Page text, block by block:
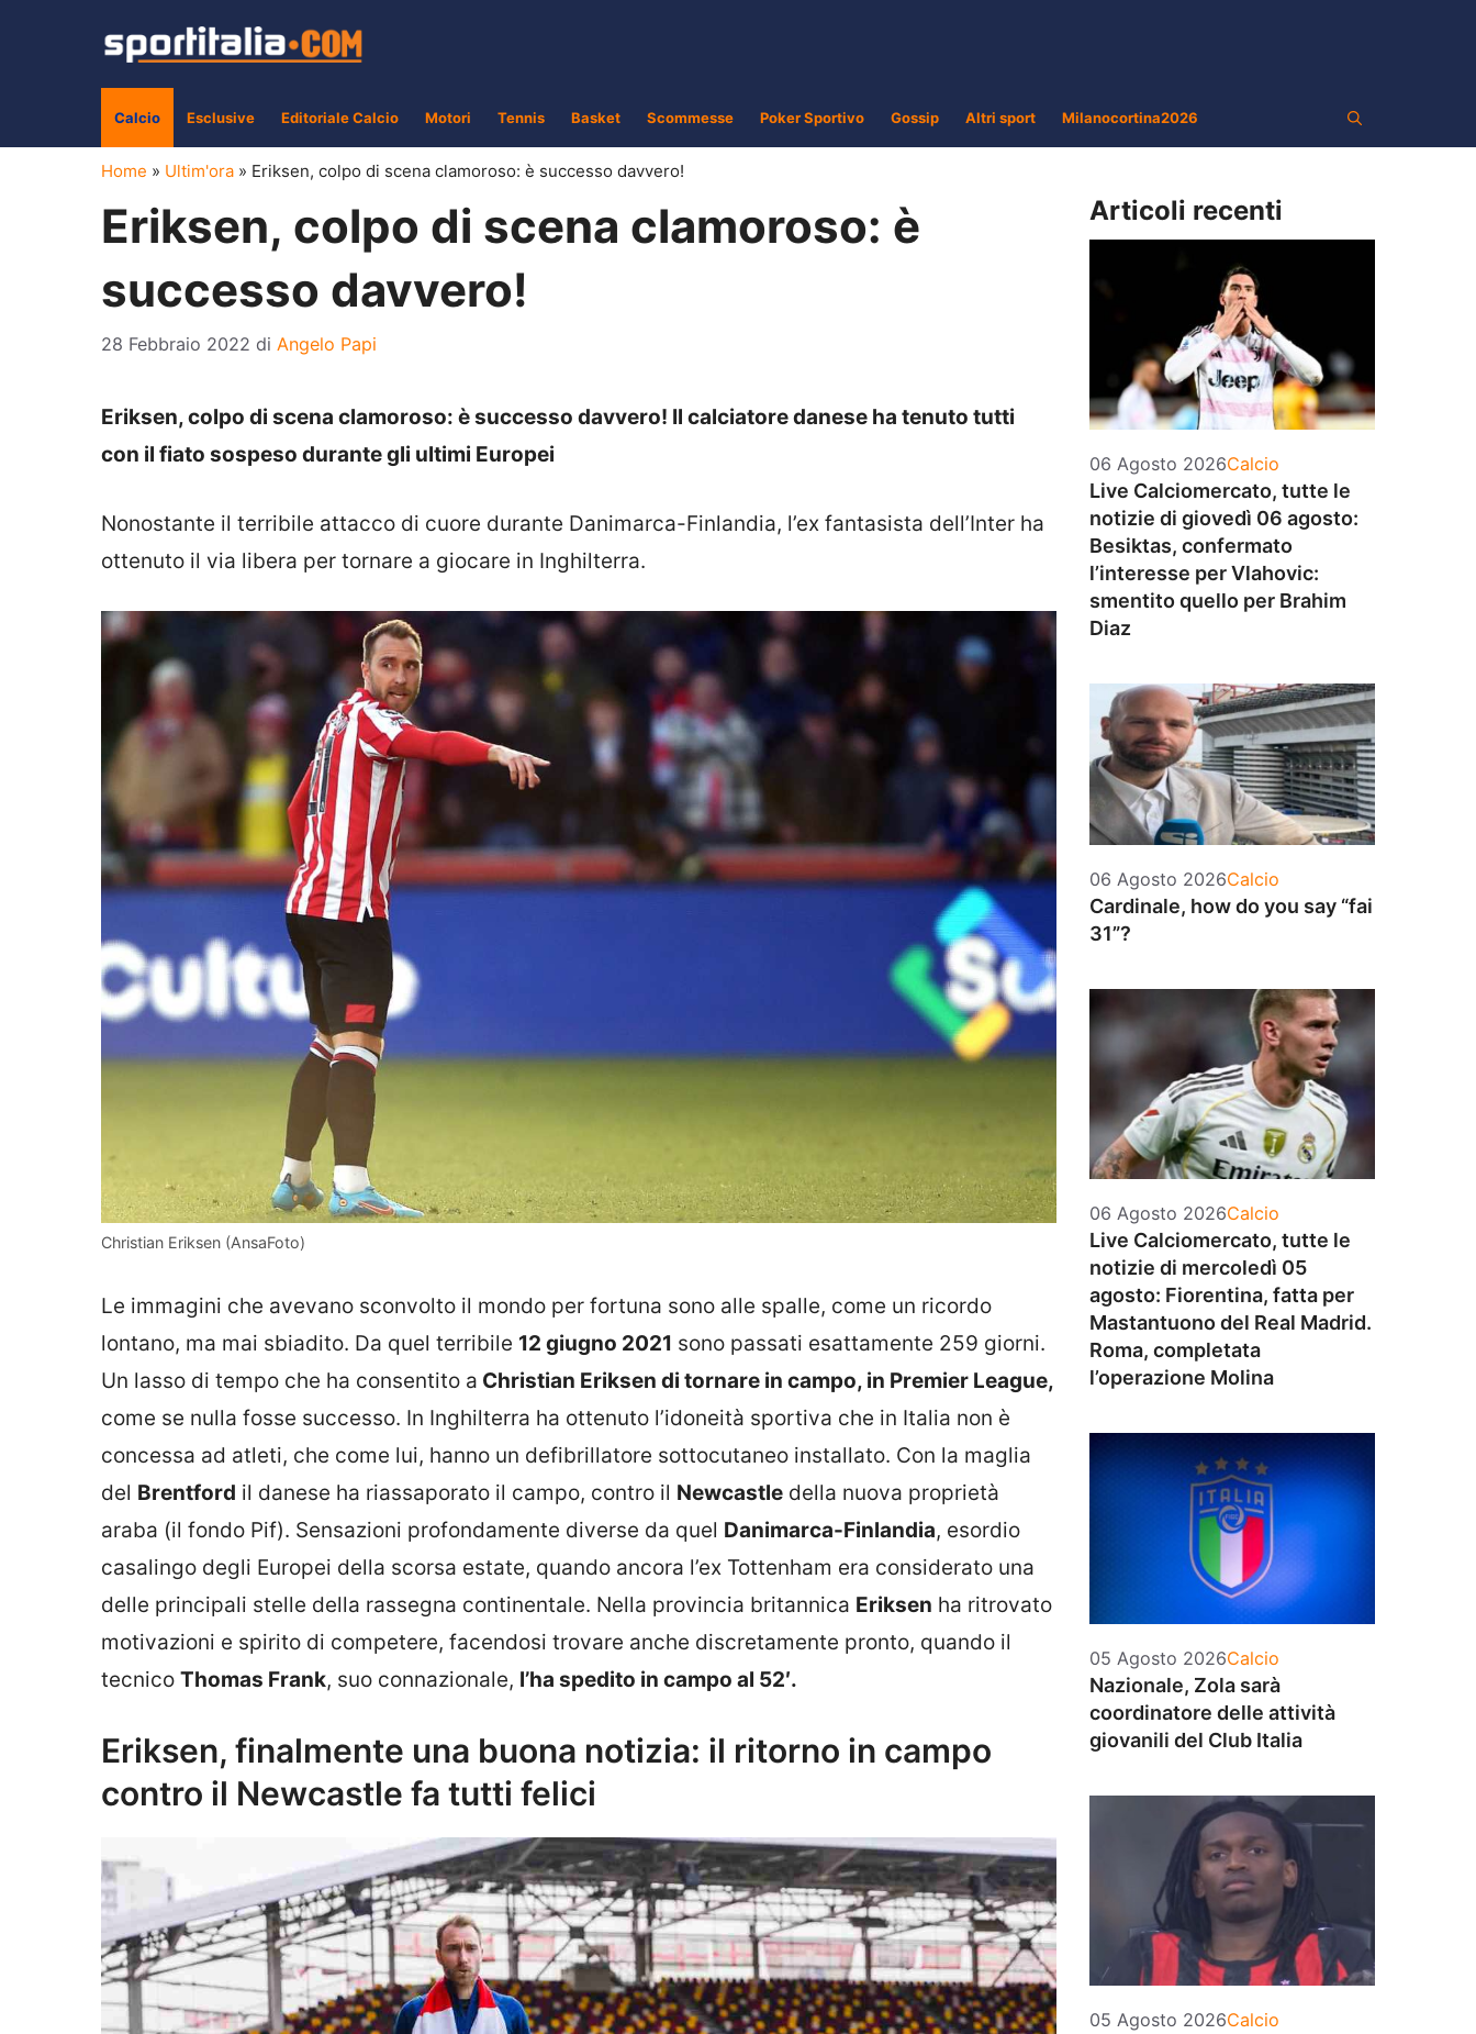
Calcio Esclusive Editoriale Calcio Motori Tennis Basket Scommesse Poker Sportivo Gossip Altri sport Milanocortina2026
Home » Ultim'ora » Eriksen, colpo di scena clamoroso: è successo davvero!
Eriksen, colpo di scena clamoroso: è
successo davvero!
28 Febbraio 2022 di Angelo Papi
Eriksen, colpo di scena clamoroso: è successo davvero! Il calciatore danese ha tenuto tutti
con il fiato sospeso durante gli ultimi Europei
Nonostante il terribile attacco di cuore durante Danimarca-Finlandia, l’ex fantasista dell’Inter ha
ottenuto il via libera per tornare a giocare in Inghilterra.
Christian Eriksen (AnsaFoto)
Le immagini che avevano sconvolto il mondo per fortuna sono alle spalle, come un ricordo
lontano, ma mai sbiadito. Da quel terribile 12 giugno 2021 sono passati esattamente 259 giorni.
Un lasso di tempo che ha consentito a Christian Eriksen di tornare in campo, in Premier League,
come se nulla fosse successo. In Inghilterra ha ottenuto l’idoneità sportiva che in Italia non è
concessa ad atleti, che come lui, hanno un defibrillatore sottocutaneo installato. Con la maglia
del Brentford il danese ha riassaporato il campo, contro il Newcastle della nuova proprietà
araba (il fondo Pif). Sensazioni profondamente diverse da quel Danimarca-Finlandia, esordio
casalingo degli Europei della scorsa estate, quando ancora l’ex Tottenham era considerato una
delle principali stelle della rassegna continentale. Nella provincia britannica Eriksen ha ritrovato
motivazioni e spirito di competere, facendosi trovare anche discretamente pronto, quando il
tecnico Thomas Frank, suo connazionale, l’ha spedito in campo al 52′.
Eriksen, finalmente una buona notizia: il ritorno in campo
contro il Newcastle fa tutti felici
Articoli recenti
06 Agosto 2026Categorie
Calcio
Live Calciomercato, tutte le
notizie di giovedì 06 agosto:
Besiktas, confermato
l’interesse per Vlahovic:
smentito quello per Brahim
Diaz
06 Agosto 2026Categorie
Calcio
Cardinale, how do you say “fai
31”?
06 Agosto 2026Categorie
Calcio
Live Calciomercato, tutte le
notizie di mercoledì 05
agosto: Fiorentina, fatta per
Mastantuono del Real Madrid.
Roma, completata
l’operazione Molina
05 Agosto 2026Categorie
Calcio
Nazionale, Zola sarà
coordinatore delle attività
giovanili del Club Italia
05 Agosto 2026Categorie
Calcio